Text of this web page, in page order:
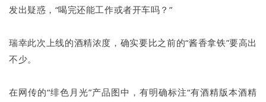
发出疑惑，“喝完还能工作或者开车吗？”
瑞幸此次上线的酒精浓度，确实要比之前的“酱香拿铁”要高出
不少。
在网传的“绯色月光”产品图中，有明确标注“有酒精版本酒精